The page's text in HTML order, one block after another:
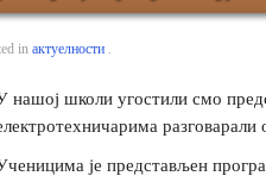
in актуелности .
нашој школи угостили смо
је представљен